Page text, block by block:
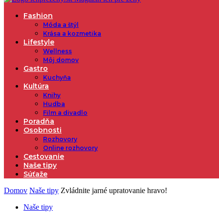
Fashion
Móda a štýl
Krása a kozmetika
Lifestyle
Wellness
Môj domov
Gastro
Kuchyňa
Kultúra
Knihy
Hudba
Film a divadlo
Poradňa
Osobnosti
Rozhovory
Online rozhovory
Cestovanie
Naše tipy
Súťaže
Domov Naše tipy Zvládnite jarné upratovanie hravo!
Naše tipy